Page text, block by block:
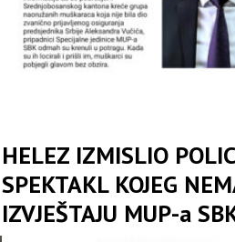
HELEZ IZMISLIO
SPEKTAKL KOJEG
IZVJEŠTAJU MUP-a